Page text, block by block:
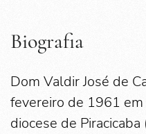
Biografia
Dom Valdir José de
fevereiro de 1961 em
diocese de